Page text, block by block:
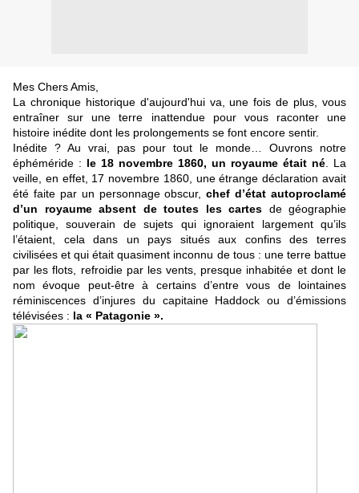
Mes Chers Amis,
La chronique historique d'aujourd'hui va, une fois de plus, vous
entraîner sur une terre inattendue pour vous raconter une
histoire inédite dont les prolongements se font encore sentir.
Inédite ? Au vrai, pas pour tout le monde… Ouvrons notre
éphéméride : le 18 novembre 1860, un royaume était né . La
veille, en effet, 17 novembre 1860, une étrange déclaration avait
été faite par un personnage obscur,chef d’état autoproclamé
d’un royaume absent de toutes les cartes de géographie
politique, souverain de sujets qui ignoraient largement qu’ils
l’étaient, cela dans un pays situés aux confins des terres
civilisées et qui était quasiment inconnu de tous : une terre battue
par les flots, refroidie par les vents, presque inhabitée et dont le
nom évoque peut-être à certains d’entre vous de lointaines
réminiscences d’injures du capitaine Haddock ou d’émissions
télévisées : la « Patagonie ».